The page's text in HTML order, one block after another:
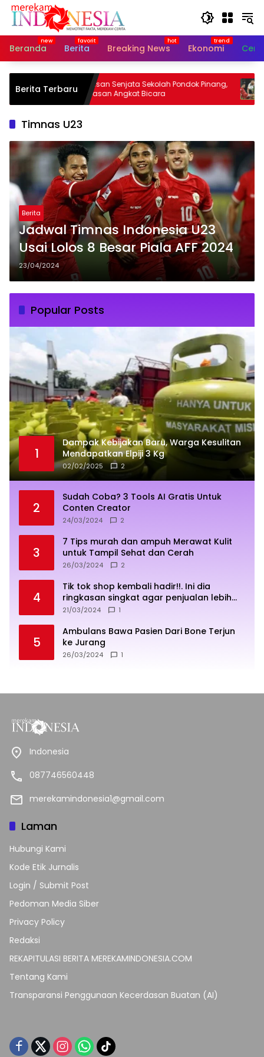
Langsung
Beranda
Berita Breaking News Ekonomi
Berita TerbaruRatusan Senjata Sekolah Pondok Pinang,
Yayasan Angkat Bicara
Hai
Timnas U23
Berita
Jadwal Timnas Indonesia U23
Usai Lolos 8 Besar Piala AFF 2024
23/04/2024
Popular Posts
1
Dampak Kebijakan Baru, Warga Kesulitan
Mendapatkan Elpiji 3 Kg
02/02/2025 2
2
Sudah Coba? 3 Tools AI Gratis Untuk
Conten Creator
24/03/2024 2
3
7 Tips murah dan ampuh Merawat Kulit
untuk Tampil Sehat dan Cerah
26/03/2024 2
4
Tik tok shop kembali hadir!!. Ini dia
ringkasan singkat agar penjualan lebih
sukses
21/03/2024 1
5
Ambulans Bawa Pasien Dari Bone Terjun
ke Jurang
26/03/2024 1
Indonesia
087746560448
merekamindonesia1@gmail.com
Laman
Hubungi Kami
Kode Etik Jurnalis
Login / Submit Post
Pedoman Media Siber
Privacy Policy
Redaksi
REKAPITULASI BERITA MEREKAMINDONESIA.COM
Tentang Kami
Transparansi Penggunaan Kecerdasan Buatan (AI)